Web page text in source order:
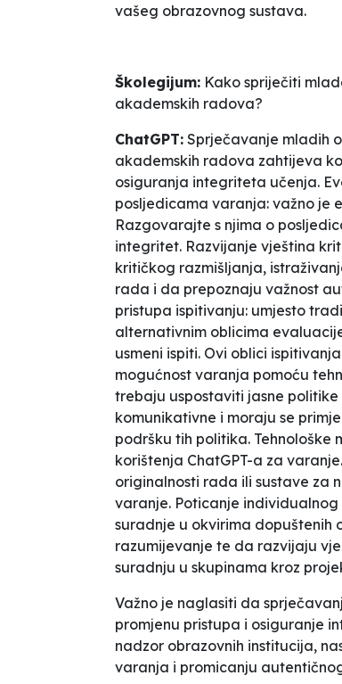
vašeg obrazovnog sustava.
Školegijum: Kako spriječiti
akademskih radova?
ChatGPT: Sprječavanje mladih
akademskih radova zahtijeva
osiguranja integriteta učenja.
posljedicama varanja: važno je
Razgovarajte s njima o
integritet. Razvijanje vještina
kritičkog razmišljanja,
rada i da prepoznaju važnost
pristupa ispitivanju: umjesto
alternativnim oblicima
usmeni ispiti. Ovi oblici
mogućnost varanja pomoću
trebaju uspostaviti jasne
komunikativne i moraju se
podršku tih politika. Tehnološke
korištenja ChatGPT-a za
originalnosti rada ili sustave za
varanje. Poticanje
suradnje u okvirima dopuštenih
razumijevanje te da razvijaju
suradnju u skupinama kroz
Važno je naglasiti da
promjenu pristupa i osiguranje
nadzor obrazovnih institucija,
varanja i promicanju